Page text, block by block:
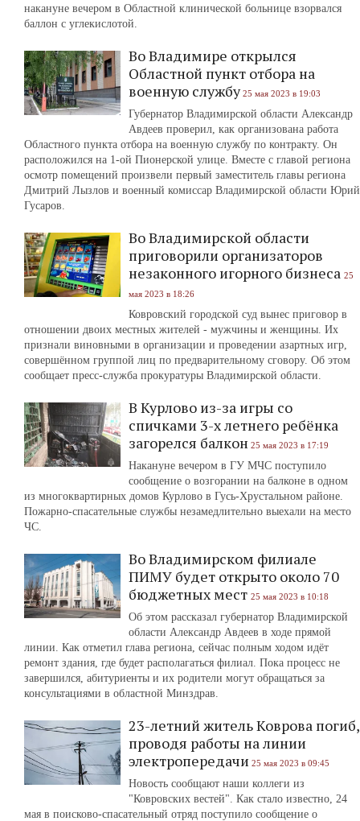
накануне вечером в Областной клинической больнице взорвался
баллон с углекислотой.
Во Владимире открылся
Областной пункт отбора на
военную службу 25 мая 2023 в 19:03
Губернатор Владимирской области Александр
Авдеев проверил, как организована работа
Областного пункта отбора на военную службу по контракту. Он
расположился на 1-ой Пионерской улице. Вместе с главой региона
осмотр помещений произвели первый заместитель главы региона
Дмитрий Лызлов и военный комиссар Владимирской области Юрий
Гусаров.
Во Владимирской области
приговорили организаторов
незаконного игорного бизнеса 25
мая 2023 в 18:26
Ковровский городской суд вынес приговор в
отношении двоих местных жителей - мужчины и женщины. Их
признали виновными в организации и проведении азартных игр,
совершённом группой лиц по предварительному сговору. Об этом
сообщает пресс-служба прокуратуры Владимирской области.
В Курлово из-за игры со
спичками 3-х летнего ребёнка
загорелся балкон 25 мая 2023 в 17:19
Накануне вечером в ГУ МЧС поступило
сообщение о возгорании на балконе в одном
из многоквартирных домов Курлово в Гусь-Хрустальном районе.
Пожарно-спасательные службы незамедлительно выехали на место
ЧС.
Во Владимирском филиале
ПИМУ будет открыто около 70
бюджетных мест 25 мая 2023 в 10:18
Об этом рассказал губернатор Владимирской
области Александр Авдеев в ходе прямой
линии. Как отметил глава региона, сейчас полным ходом идёт
ремонт здания, где будет располагаться филиал. Пока процесс не
завершился, абитуриенты и их родители могут обращаться за
консультациями в областной Минздрав.
23-летний житель Коврова погиб,
проводя работы на линии
электропередачи 25 мая 2023 в 09:45
Новость сообщают наши коллеги из
"Ковровских вестей". Как стало известно, 24
мая в поисково-спасательный отряд поступило сообщение о